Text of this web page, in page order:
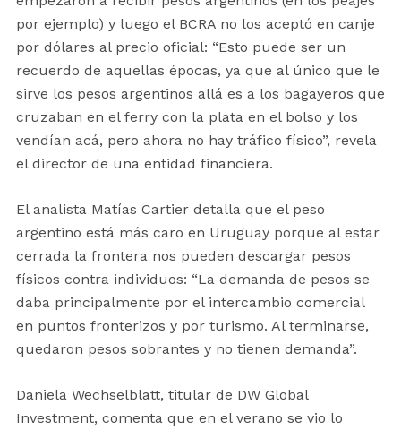
por ejemplo) y luego el BCRA no los aceptó en canje
por dólares al precio oficial: “Esto puede ser un
recuerdo de aquellas épocas, ya que al único que le
sirve los pesos argentinos allá es a los bagayeros que
cruzaban en el ferry con la plata en el bolso y los
vendían acá, pero ahora no hay tráfico físico”, revela
el director de una entidad financiera.
El analista Matías Cartier detalla que el peso
argentino está más caro en Uruguay porque al estar
cerrada la frontera nos pueden descargar pesos
físicos contra individuos: “La demanda de pesos se
daba principalmente por el intercambio comercial
en puntos fronterizos y por turismo. Al terminarse,
quedaron pesos sobrantes y no tienen demanda”.
Daniela Wechselblatt, titular de DW Global
Investment, comenta que en el verano se vio lo